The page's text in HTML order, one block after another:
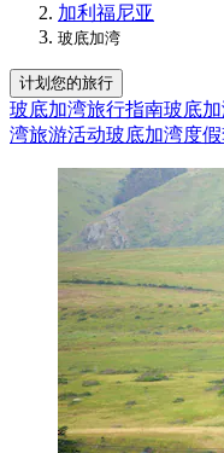
加利福尼亚
玻底加湾
计划您的旅行
玻底加湾旅行指南玻底
湾旅游活动玻底加湾度